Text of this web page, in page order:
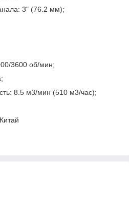
3" (76.2 мм);
3600 об/мин;
8.5 м3/мин (510 м3/час);